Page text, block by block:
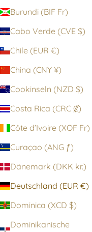
Burundi (BIF Fr)
Cabo Verde (CVE $)
Chile (EUR €)
China (CNY ¥)
Cookinseln (NZD $)
Costa Rica (CRC ₡)
Côte d’Ivoire (XOF Fr)
Curaçao (ANG ƒ)
Dänemark (DKK kr.)
Deutschland (EUR €)
Dominica (XCD $)
Dominikanische